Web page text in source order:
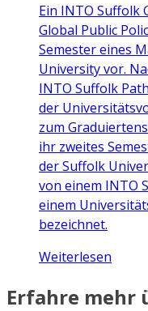
Ein INTO Suffolk
Global Public
Semester eines
University vor.
INTO Suffolk
der
zum
ihr zweites
der Suffolk
von einem INTO
einem
bezeichnet.
Weiterlesen
Erfahre mehr